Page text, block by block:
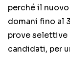
perché il
domani fino al
prove selettive
candidati, per